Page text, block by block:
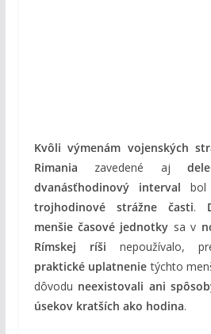
Kvôli výmenám vojenských
Rimania zavedené aj
dvanásťhodinový interval bol
trojhodinové strážne časti.
menšie časové jednotky sa v
Rímskej ríši nepoužívalo,
praktické uplatnenie týchto
dôvodu neexistovali ani
úsekov kratších ako hodina.